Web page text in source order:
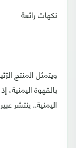
نكهات رائعة
بالقهوة
اليمنية.. ينتشر